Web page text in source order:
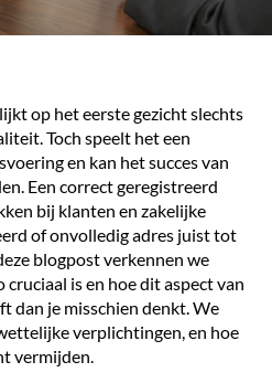
op het eerste gezicht slechts
Toch speelt het een
en kan het succes van
Een correct geregistreerd
bij klanten en zakelijke
of onvolledig adres juist tot
blogpost verkennen we
is en hoe dit aspect van
dan je misschien denkt. We
verplichtingen, en hoe
vermijden.